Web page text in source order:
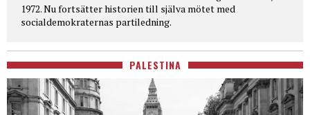
1972. Nu fortsätter historien till själva mötet med
socialdemokraternas partiledning.
PALESTINA